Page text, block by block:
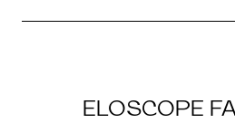
ELOSCOPE